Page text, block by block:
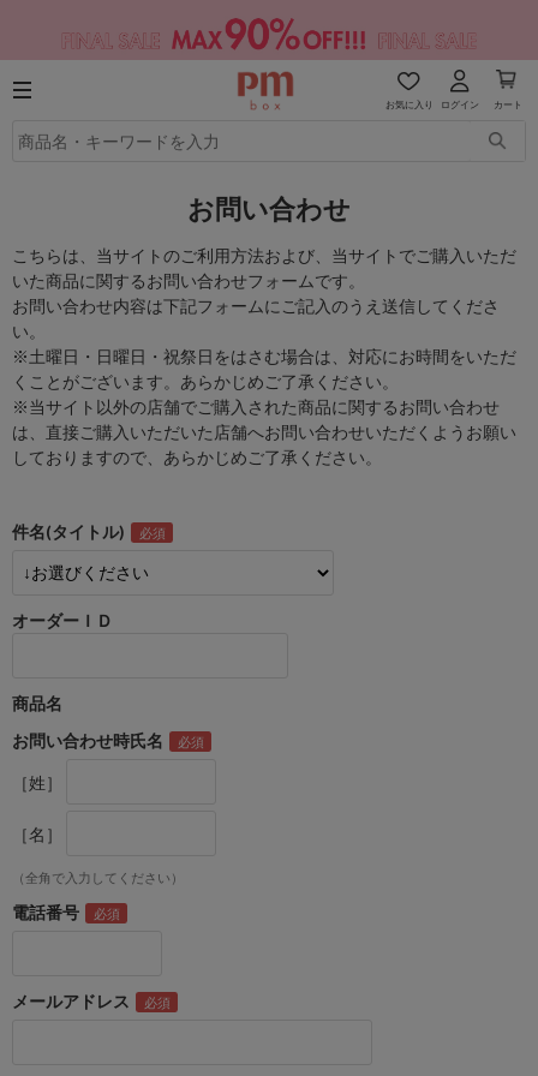
お気に入り ログイン カート
お問い合わせ
こちらは、当サイトのご利用方法および、当サイトでご購入いただ
いた商品に関するお問い合わせフォームです。
お問い合わせ内容は下記フォームにご記入のうえ送信してくださ
い。
※土曜日・日曜日・祝祭日をはさむ場合は、対応にお時間をいただ
くことがございます。あらかじめご了承ください。
※当サイト以外の店舗でご購入された商品に関するお問い合わせ
は、直接ご購入いただいた店舗へお問い合わせいただくようお願い
しておりますので、あらかじめご了承ください。
件名(タイトル)
オーダーＩＤ
商品名
お問い合わせ時氏名
［姓］
［名］
（全角で入力してください）
電話番号
メールアドレス